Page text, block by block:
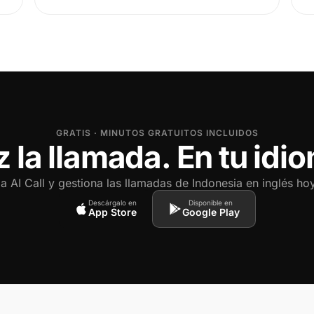
GRATIS · MINUTOS GRATUITOS INCLUIDOS
la llamada. En tu
AI Call y gestiona las llamadas de Indonesia en inglés
Descárgalo en
App Store
Disponible en
Google Play